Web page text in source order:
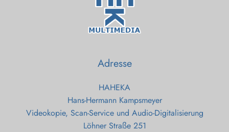
Adresse
HAHEKA
Hans-Hermann Kampsmeyer
Videokopie, Scan-Service und Audio-Digitalisierung
Löhner Straße 251